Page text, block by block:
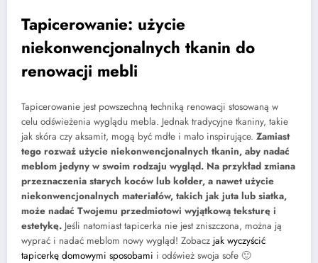
Tapicerowanie: użycie
niekonwencjonalnych tkanin do
renowacji mebli
Tapicerowanie jest powszechną techniką renowacji stosowaną w
celu odświeżenia wyglądu mebla. Jednak tradycyjne tkaniny, takie
jak skóra czy aksamit, mogą być mdłe i mało inspirujące. Zamiast
tego rozważ użycie niekonwencjonalnych tkanin, aby nadać
meblom jedyny w swoim rodzaju wygląd. Na przykład zmiana
przeznaczenia starych koców lub kołder, a nawet użycie
niekonwencjonalnych materiałów, takich jak juta lub siatka,
może nadać Twojemu przedmiotowi wyjątkową teksturę i
estetykę. Jeśli natomiast tapicerka nie jest zniszczona, można ją
wyprać i nadać meblom nowy wygląd! Zobacz jak wyczyścić
tapicerkę domowymi sposobami i odśwież swoja sofe 🙂